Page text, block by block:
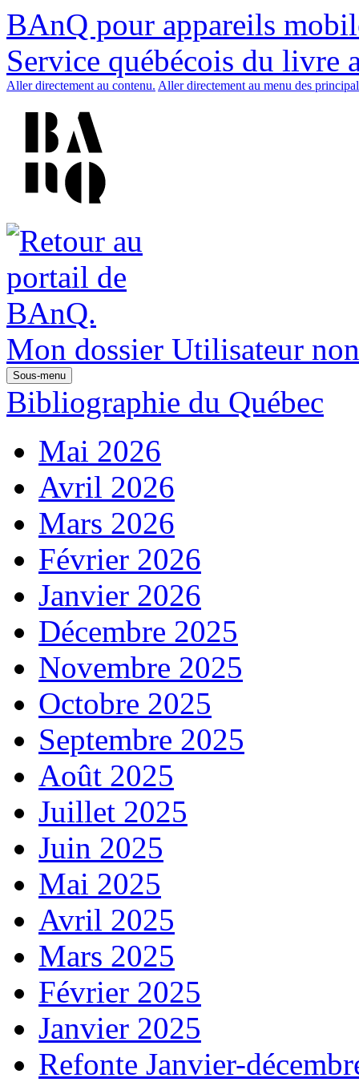
BAnQ pour appareils
Service québécois du livre
Aller directement au contenu. Aller directement au menu des
Mon dossier Utilisateur
Sous-menu
Bibliographie du Québec
Mai 2026
Avril 2026
Mars 2026
Février 2026
Janvier 2026
Décembre 2025
Novembre 2025
Octobre 2025
Septembre 2025
Août 2025
Juillet 2025
Juin 2025
Mai 2025
Avril 2025
Mars 2025
Février 2025
Janvier 2025
Refonte Janvier-